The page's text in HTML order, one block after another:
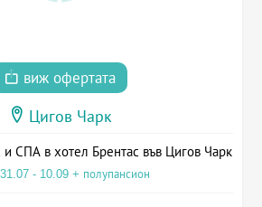
виж офертата
Цигов Чарк
и СПА в хотел Брентас във Цигов Чарк
- 10.09 + полупансион